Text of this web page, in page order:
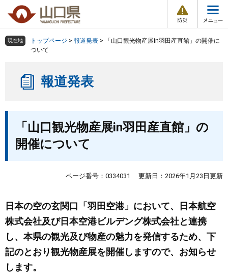
の
ー
情
報
メ
ュ
組織で探す
くらし・環境
しごと・産業・観光
まちづくり
県政情報
検索の仕方 組織で探す
現在地 トップページ > 報道発表 >
「山口観光物産展in羽田産直館」の開催に
ついて
報道発表
「山口観光物産展in羽田産直館」の
開催について
ページ番号：0334031 更新日：2026年1月23日更新
日本の空の玄関口「羽田空港」において、日本航空
株式会社及び日本空港ビルデング株式会社と連携
し、本県の観光及び物産の魅力を発信するため、下
記のとおり観光物産展を開催しますので、お知らせ
します。